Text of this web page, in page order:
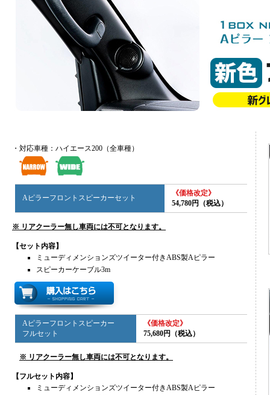
・対応車種：ハイエース200（全車種）
Aピラーフロントスピーカーセット
《価格改定》
54,780円（税込）
※ リアクーラー無し車両には不可となります。
【セット内容】
ミューディメンションズツイーター付きABS製Aピラー
スピーカーケーブル3m
Aピラーフロントスピーカー
フルセット
《価格改定》
75,680円（税込）
※ リアクーラー無し車両には不可となります。
【フルセット内容】
ミューディメンションズツイーター付きABS製Aピラー